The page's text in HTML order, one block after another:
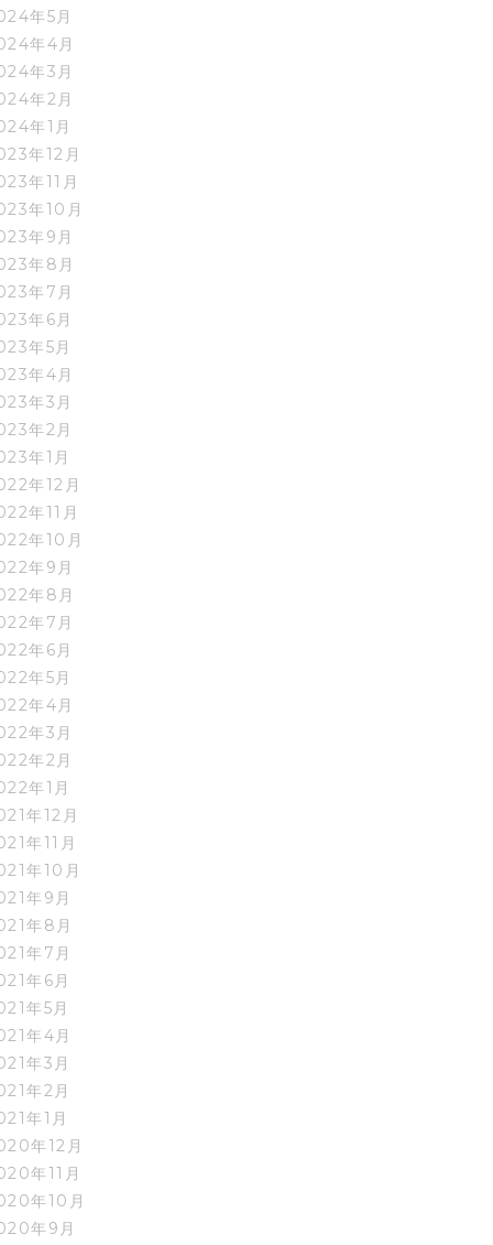
年5月
年4月
年3月
年2月
年1月
年12月
年11月
年10月
年9月
年8月
年7月
年6月
年5月
年4月
年3月
年2月
年1月
年12月
年11月
年10月
年9月
年8月
年7月
年6月
年5月
年4月
年3月
年2月
年1月
年12月
年11月
年10月
年9月
年8月
年7月
年6月
年5月
年4月
年3月
年2月
年1月
年12月
年11月
年10月
年9月